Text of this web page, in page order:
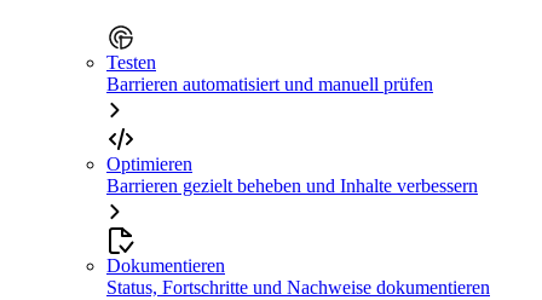
Testen
Barrieren automatisiert und manuell prüfen
Optimieren
Barrieren gezielt beheben und Inhalte verbessern
Dokumentieren
Status, Fortschritte und Nachweise dokumentieren